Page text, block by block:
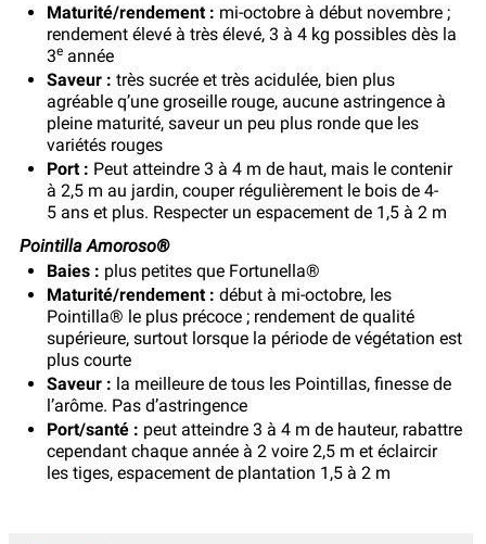
Maturité/rendement : mi-octobre à début novembre ;
rendement élevé à très élevé, 3 à 4 kg possibles dès la
3e année
Saveur : très sucrée et très acidulée, bien plus
agréable q’une groseille rouge, aucune astringence à
pleine maturité, saveur un peu plus ronde que les
variétés rouges
Port : Peut atteindre 3 à 4 m de haut, mais le contenir
à 2,5 m au jardin, couper régulièrement le bois de 4-
5 ans et plus. Respecter un espacement de 1,5 à 2 m
Pointilla Amoroso®
Baies : plus petites que Fortunella®
Maturité/rendement : début à mi-octobre, les
Pointilla® le plus précoce ; rendement de qualité
supérieure, surtout lorsque la période de végétation est
plus courte
Saveur : la meilleure de tous les Pointillas, finesse de
l’arôme. Pas d’astringence
Port/santé : peut atteindre 3 à 4 m de hauteur, rabattre
cependant chaque année à 2 voire 2,5 m et éclaircir
les tiges, espacement de plantation 1,5 à 2 m